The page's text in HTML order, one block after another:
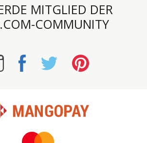
MITGLIED DER
COMMUNITY